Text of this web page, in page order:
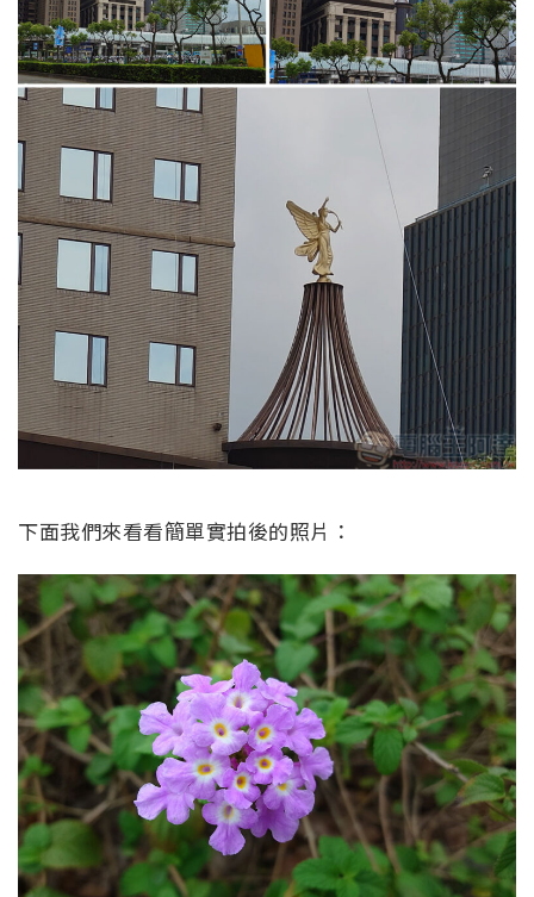
下面我們來看看簡單實拍後的照片：